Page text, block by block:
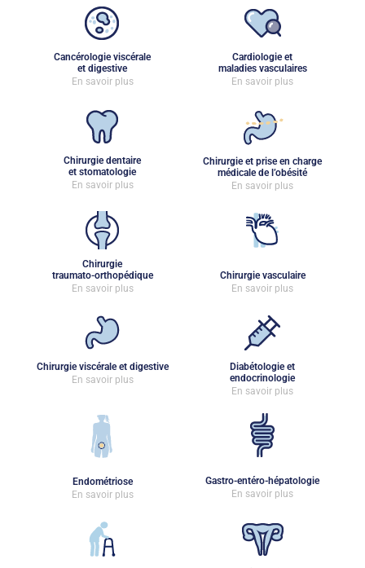
Cancérologie viscérale
et digestive
En savoir plus
Cardiologie et
maladies vasculaires
En savoir plus
Chirurgie dentaire
et stomatologie
En savoir plus
Chirurgie et prise en charge
médicale de l’obésité
En savoir plus
Chirurgie
traumato-orthopédique
En savoir plus
Chirurgie vasculaire
En savoir plus
Chirurgie viscérale et digestive
En savoir plus
Diabétologie et
endocrinologie
En savoir plus
Endométriose
En savoir plus
Gastro-entéro-hépatologie
En savoir plus